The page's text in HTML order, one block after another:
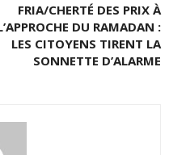
FRIA/CHERTÉ DES PRIX À
DU RAMADAN :
LES CITOYENS TIRENT LA
SONNETTE D’ALARME